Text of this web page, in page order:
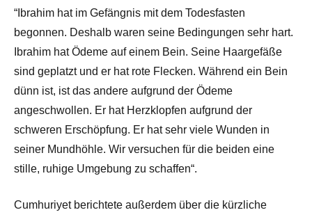
“Ibrahim hat im Gefängnis mit dem Todesfasten
begonnen. Deshalb waren seine Bedingungen sehr hart.
Ibrahim hat Ödeme auf einem Bein. Seine Haargefäße
sind geplatzt und er hat rote Flecken. Während ein Bein
dünn ist, ist das andere aufgrund der Ödeme
angeschwollen. Er hat Herzklopfen aufgrund der
schweren Erschöpfung. Er hat sehr viele Wunden in
seiner Mundhöhle. Wir versuchen für die beiden eine
stille, ruhige Umgebung zu schaffen“.
Cumhuriyet berichtete außerdem über die kürzliche